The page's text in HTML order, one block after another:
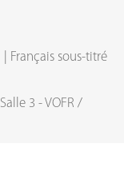
Français sous-titré
Salle 3 -VOFR /